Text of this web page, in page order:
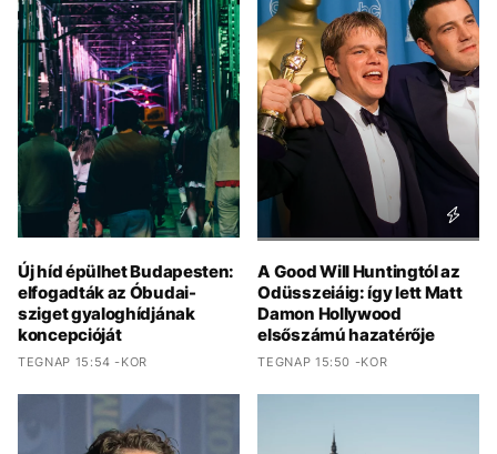
Új híd épülhet Budapesten:
elfogadták az Óbudai-
sziget gyaloghídjának
koncepcióját
TEGNAP 15:54 -KOR
A Good Will Huntingtól az
Odüsszeiáig: így lett Matt
Damon Hollywood
elsőszámú hazatérője
TEGNAP 15:50 -KOR